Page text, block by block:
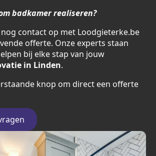
badkamer realiseren?
contact op met Loodgieterke.be
offerte. Onze experts staan
bij elke stap van jouw
in Linden.
knop om direct een offerte